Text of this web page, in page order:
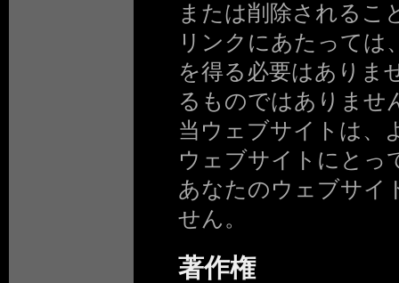
または削除されるこ
リンクにあたっては
を得る必要はありま
るものではありませ
当ウェブサイトは、
ウェブサイトにとっ
あなたのウェブサイ
せん。
著作権